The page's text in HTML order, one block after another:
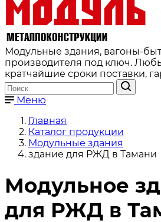
Модульные здания, вагоны-
производителя под ключ.
кратчайшие сроки поставки,
Меню
Главная
Каталог продукции
Модульные здания
здание для РЖД в Тамани
Модульное
для РЖД в